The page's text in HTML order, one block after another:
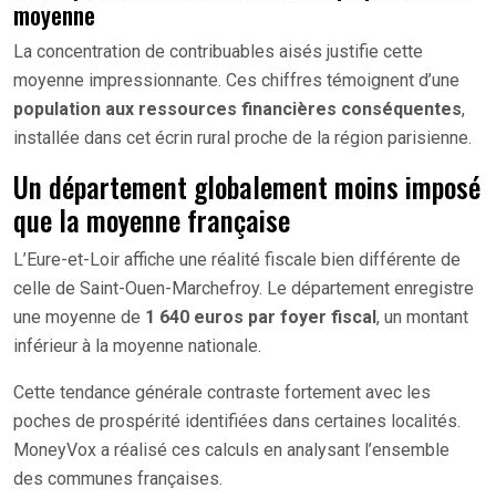
moyenne
La concentration de contribuables aisés justifie cette
moyenne impressionnante. Ces chiffres témoignent d’une
population aux ressources financières conséquentes,
installée dans cet écrin rural proche de la région parisienne.
Un département globalement moins imposé
que la moyenne française
L’Eure-et-Loir affiche une réalité fiscale bien différente de
celle de Saint-Ouen-Marchefroy. Le département enregistre
une moyenne de 1 640 euros par foyer fiscal, un montant
inférieur à la moyenne nationale.
Cette tendance générale contraste fortement avec les
poches de prospérité identifiées dans certaines localités.
MoneyVox a réalisé ces calculs en analysant l’ensemble
des communes françaises.